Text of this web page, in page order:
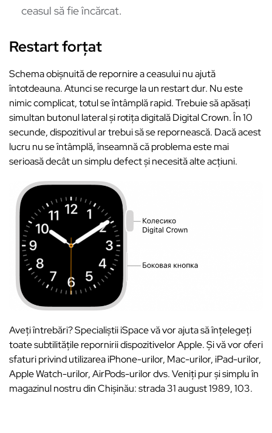
ceasul să fie încărcat.
Restart forțat
Schema obișnuită de repornire a ceasului nu ajută
întotdeauna. Atunci se recurge la un restart dur. Nu este
nimic complicat, totul se întâmplă rapid. Trebuie să apăsați
simultan butonul lateral și rotița digitală Digital Crown. În 10
secunde, dispozitivul ar trebui să se repornească. Dacă acest
lucru nu se întâmplă, înseamnă că problema este mai
serioasă decât un simplu defect și necesită alte acțiuni.
Aveți întrebări? Specialiștii iSpace vă vor ajuta să înțelegeți
toate subtilitățile repornirii dispozitivelor Apple. Și vă vor oferi
sfaturi privind utilizarea iPhone-urilor, Mac-urilor, iPad-urilor,
Apple Watch-urilor, AirPods-urilor dvs. Veniți pur și simplu în
magazinul nostru din Chișinău: strada 31 august 1989, 103.